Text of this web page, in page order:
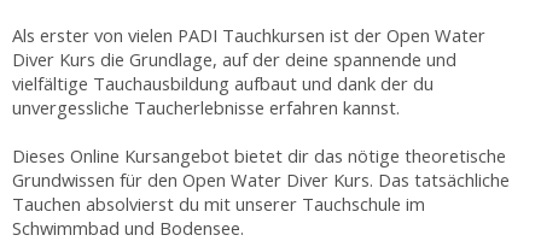
Als erster von vielen PADI Tauchkursen ist der Open Water
Diver Kurs die Grundlage, auf der deine spannende und
vielfältige Tauchausbildung aufbaut und dank der du
unvergessliche Taucherlebnisse erfahren kannst.
Dieses Online Kursangebot bietet dir das nötige theoretische
Grundwissen für den Open Water Diver Kurs. Das tatsächliche
Tauchen absolvierst du mit unserer Tauchschule im
Schwimmbad und Bodensee.